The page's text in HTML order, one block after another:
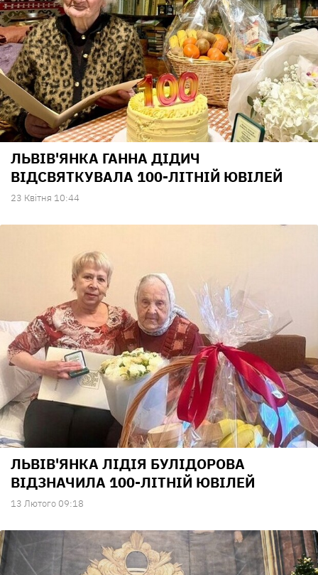
ЛЬВІВ'ЯНКА ГАННА ДІДИЧ
ВІДСВЯТКУВАЛА 100-ЛІТНІЙ ЮВІЛЕЙ
23 Квiтня 10:44
ЛЬВІВ'ЯНКА ЛІДІЯ БУЛІДОРОВА
ВІДЗНАЧИЛА 100-ЛІТНІЙ ЮВІЛЕЙ
13 Лютого 09:18